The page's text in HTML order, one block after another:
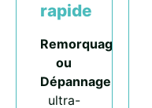
rapide
Remorquage
ou
Dépannage
ultra-